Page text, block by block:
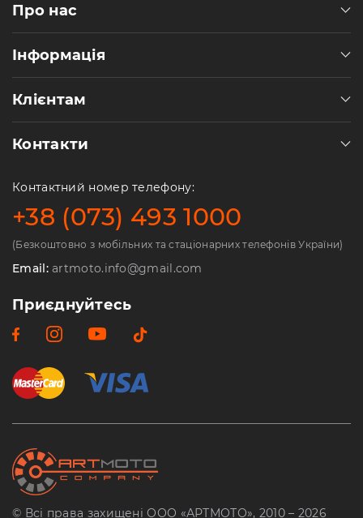
Про нас
Інформація
Клієнтам
Контакти
Контактний номер телефону:
+38 (073) 493 1000
(Безкоштовно з мобільних та стаціонарних телефонів України)
Email:artmoto.info@gmail.com
Приєднуйтесь
© Всі права захищені ООО «АРТМОТО», 2010 – 2026